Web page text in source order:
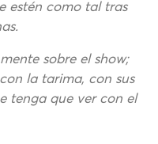
estén como tal tras
sobre el show;
la tarima, con sus
tenga que ver con el